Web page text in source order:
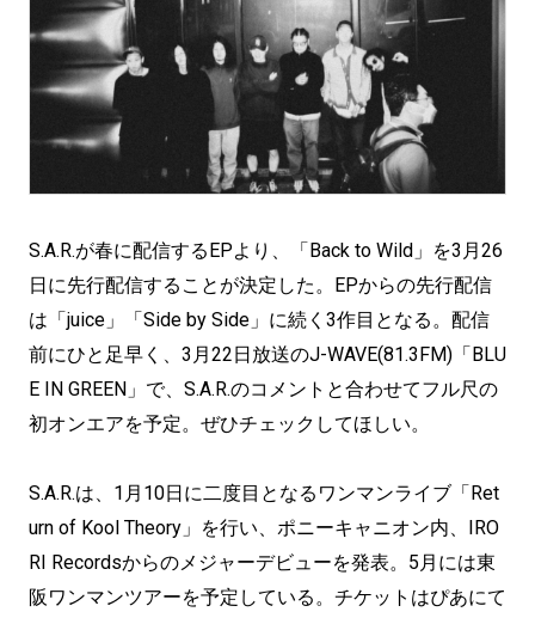
S.A.R.が春に配信するEPより、「Back to Wild」を3月26
日に先行配信することが決定した。EPからの先行配信
は「juice」「Side by Side」に続く3作目となる。配信
前にひと足早く、3月22日放送のJ-WAVE(81.3FM)「BLU
E IN GREEN」で、S.A.R.のコメントと合わせてフル尺の
初オンエアを予定。ぜひチェックしてほしい。
S.A.R.は、1月10日に二度目となるワンマンライブ「Ret
urn of Kool Theory」を行い、ポニーキャニオン内、IRO
RI Recordsからのメジャーデビューを発表。5月には東
阪ワンマンツアーを予定している。チケットはぴあにて